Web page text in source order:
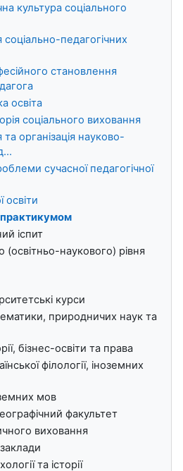
культура соціального
педагогічних
становлення
освіта
соціального виховання
організація науково-
сучасної педагогічної
освіти
практикумом
іспит
(освітньо-наукового) рівня
курси
природничих наук та
бізнес-освіти та права
філології, іноземних
мов
факультет
виховання
та історії